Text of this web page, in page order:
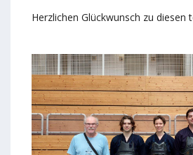
Herzlichen Glückwunsch zu diesen